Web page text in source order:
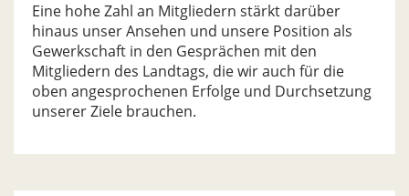
Eine hohe Zahl an Mitgliedern stärkt darüber
hinaus unser Ansehen und unsere Position als
Gewerkschaft in den Gesprächen mit den
Mitgliedern des Landtags, die wir auch für die
oben angesprochenen Erfolge und Durchsetzung
unserer Ziele brauchen.